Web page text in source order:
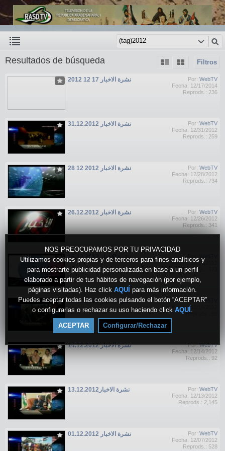
NOS PREOCUPAMOS POR TU PRIVACIDAD
Utilizamos cookies propias y de terceros para fines analíticos y
para mostrarte publicidad personalizada en base a un perfil
elaborado a partir de tus hábitos de navegación (por ejemplo,
páginas visitadas). Haz click AQUÍ para más información.
Puedes aceptar todas las cookies pulsando el botón “ACEPTAR”
o configurarlas o rechazar su uso haciendo click AQUÍ .
ACEPTAR Configurar/Rechazar
Filtros
Resultados de búsqueda
Por: WebTV
Fecha: 12/17/2014
Reprods.: 236
نشرة الاخبار 17 12 2012
Por: WebTV
Fecha: 12/31/2012
Reprods.: 259
نشرة الاخبار 31.12.2012
Por: WebTV
Fecha: 12/28/2012
Reprods.: 734
نشرة الاخبار 2012 12 28
Por: WebTV
Fecha: 12/26/2012
Reprods.: 341
نشرة الاخبار 26.12.2012
Por:
Fecha: 12/16/2012
Reprods.: 172
نشرة الاخبار 16.12.2012
Por:WebTV
Fecha: 12/15/2012
Reprods.: 96
نشرة الاخبار 15.12.2012
Por:WebTV
Fecha: 12/14/2012
Reprods.: 92
نشرة الاخبار 14.12.2012
Por: WebTV
Fecha: 12/13/2012
Reprods.: 2,145
نشرة الاخبار13.12.2012
Por: WebTV
Fecha: 12/07/2012
Reprods.: 528
نشرة الاخبار 01.12.2012